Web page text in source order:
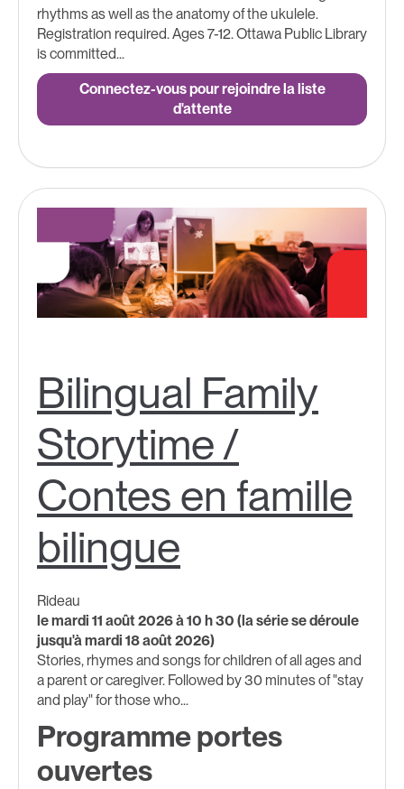
rhythms as well as the anatomy of the ukulele.
Registration required. Ages 7-12. Ottawa Public Library
is committed...
Connectez-vous pour rejoindre la liste
d'attente
Bilingual Family
Storytime /
Contes en famille
bilingue
Rideau
le mardi 11 août 2026 à 10 h 30 (la série se déroule
jusqu'à mardi 18 août 2026)
Stories, rhymes and songs for children of all ages and
a parent or caregiver. Followed by 30 minutes of "stay
and play" for those who...
Programme portes
ouvertes